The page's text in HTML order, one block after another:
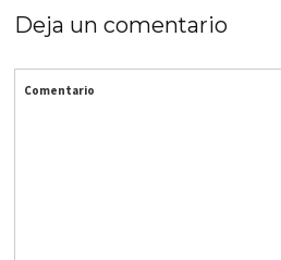
Deja un comentario
Comentario